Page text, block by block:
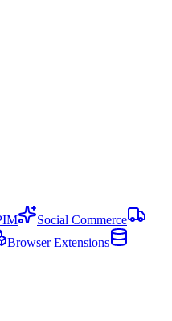
Social Commerce
Browser Extensions